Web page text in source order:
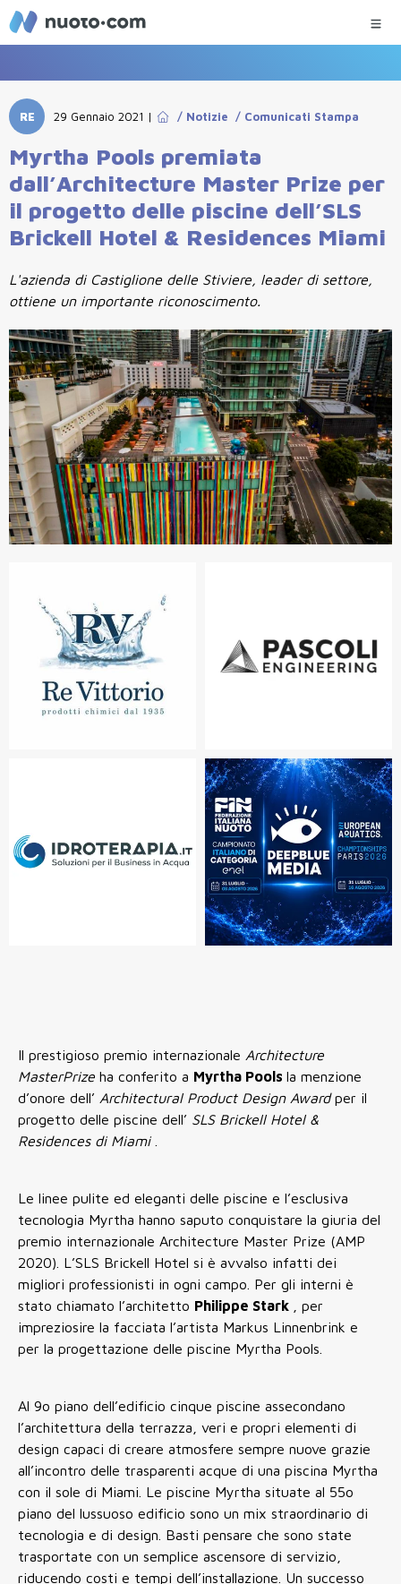
RE 29 Gennaio 2021 | / Notizie / Comunicati Stampa
Myrtha Pools premiata
dall’Architecture Master Prize per
il progetto delle piscine dell’SLS
Brickell Hotel & Residences Miami
L'azienda di Castiglione delle Stiviere, leader di settore,
ottiene un importante riconoscimento.
Il prestigioso premio internazionale Architecture
MasterPrize ha conferito a Myrtha Pools la menzione
d’onore dell’ Architectural Product Design Awardper il
progetto delle piscine dell’ SLS Brickell Hotel &
Residences di Miami
Le linee pulite ed eleganti delle piscine e l’esclusiva
tecnologia Myrtha hanno saputo conquistare la giuria del
premio internazionale Architecture Master Prize (AMP
2020). L’SLS Brickell Hotel si è avvalso infatti dei
migliori professionisti in ogni campo. Per gli interni è
stato chiamato l’architetto Philippe Stark
, per
impreziosire la facciata l’artista Markus Linnenbrink e
per la progettazione delle piscine Myrtha Pools.
Al 9o piano dell’edificio cinque piscine assecondano
l’architettura della terrazza, veri e propri elementi di
design capaci di creare atmosfere sempre nuove grazie
all’incontro delle trasparenti acque di una piscina Myrtha
con il sole di Miami. Le piscine Myrtha situate al 55o
piano del lussuoso edificio sono un mix straordinario di
tecnologia e di design. Basti pensare che sono state
trasportate con un semplice ascensore di servizio,
riducendo costi e tempi dell’installazione. Un successo